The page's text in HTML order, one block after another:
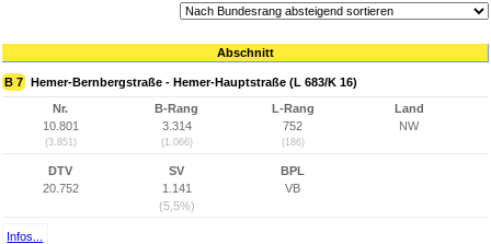
Abschnitt
B 7 Hemer-Bernbergstraße - Hemer-Hauptstraße (L 683/K 16)
Nr.
10.801
(3.851)
B-Rang
3.314
(1.066)
L-Rang
752
(186)
Land
NW
DTV
20.752
SV
1.141
(5,5%)
BPL
VB
Infos...